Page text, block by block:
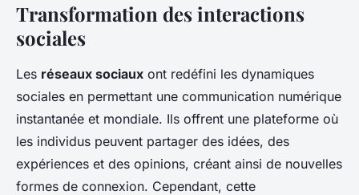
Transformation des interactions
sociales
Les réseaux sociaux ont redéfini les dynamiques
sociales en permettant une communication numérique
instantanée et mondiale. Ils offrent une plateforme où
les individus peuvent partager des idées, des
expériences et des opinions, créant ainsi de nouvelles
formes de connexion. Cependant, cette